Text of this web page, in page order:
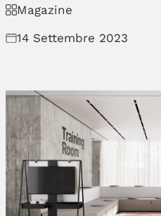
Magazine
Magazine
14 Settembre 2023